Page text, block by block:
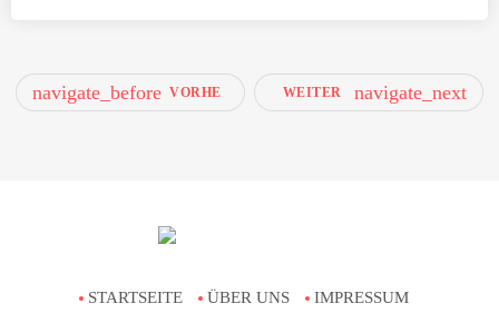
navigate_before VORHE WEITER navigate_next
STARTSEITE ÜBER UNS
IMPRESSUM